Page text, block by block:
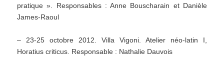
pratique ». Responsables : Anne Bouscharain et Danièle
James-Raoul
– 23-25 octobre 2012. Villa Vigoni. Atelier néo-latin I,
Horatius criticus. Responsable : Nathalie Dauvois